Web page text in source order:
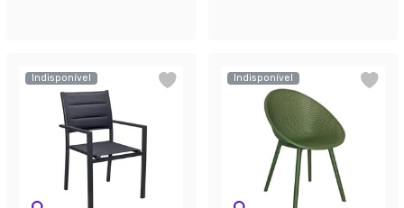
Indisponível Indisponível